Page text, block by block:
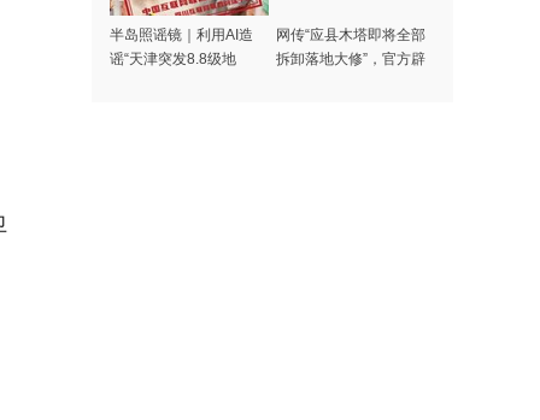
半岛照谣镜｜利用AI造
谣“天津突发8.8级地
网传“应县木塔即将全部
拆卸落地大修”，官方辟